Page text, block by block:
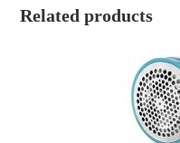
Related products